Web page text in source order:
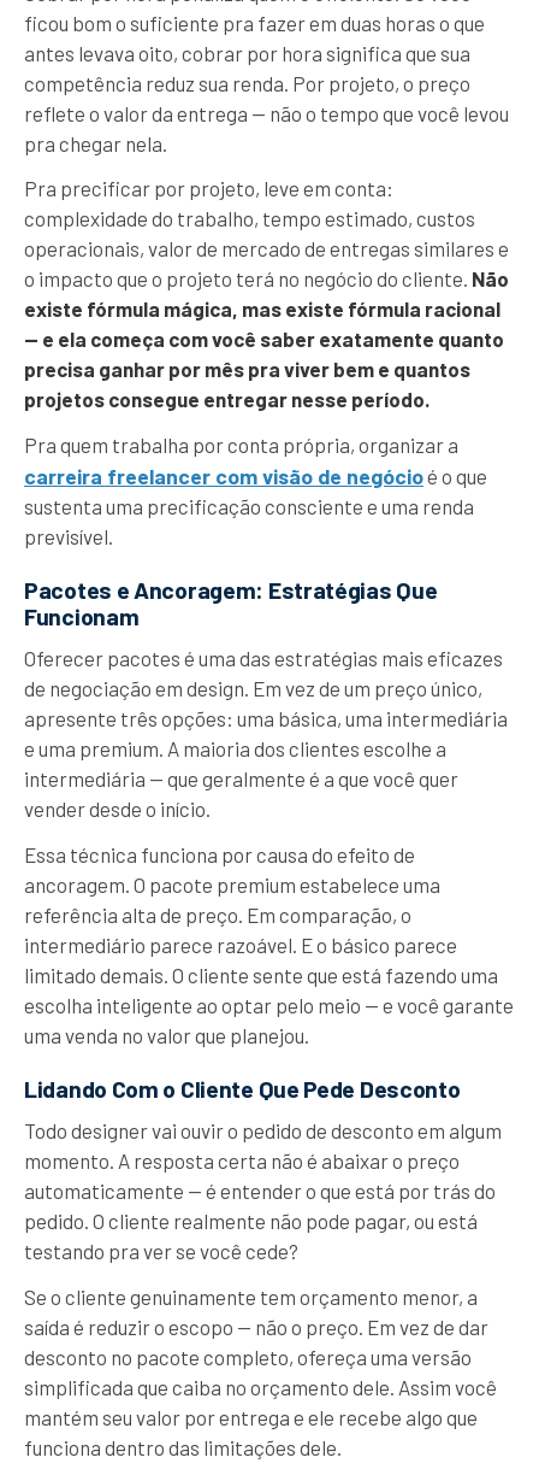
ficou bom o suficiente pra fazer em duas horas o que
antes levava oito, cobrar por hora significa que sua
competência reduz sua renda. Por projeto, o preço
reflete o valor da entrega — não o tempo que você levou
pra chegar nela.
Pra precificar por projeto, leve em conta:
complexidade do trabalho, tempo estimado, custos
operacionais, valor de mercado de entregas similares e
o impacto que o projeto terá no negócio do cliente. Não
existe fórmula mágica, mas existe fórmula racional
— e ela começa com você saber exatamente quanto
precisa ganhar por mês pra viver bem e quantos
projetos consegue entregar nesse período.
Pra quem trabalha por conta própria, organizar a
carreira freelancer com visão de negócioé o que
sustenta uma precificação consciente e uma renda
previsível.
Pacotes e Ancoragem: Estratégias Que
Funcionam
Oferecer pacotes é uma das estratégias mais eficazes
de negociação em design. Em vez de um preço único,
apresente três opções: uma básica, uma intermediária
e uma premium. A maioria dos clientes escolhe a
intermediária — que geralmente é a que você quer
vender desde o início.
Essa técnica funciona por causa do efeito de
ancoragem. O pacote premium estabelece uma
referência alta de preço. Em comparação, o
intermediário parece razoável. E o básico parece
limitado demais. O cliente sente que está fazendo uma
escolha inteligente ao optar pelo meio — e você garante
uma venda no valor que planejou.
Lidando Com o Cliente Que Pede Desconto
Todo designer vai ouvir o pedido de desconto em algum
momento. A resposta certa não é abaixar o preço
automaticamente — é entender o que está por trás do
pedido. O cliente realmente não pode pagar, ou está
testando pra ver se você cede?
Se o cliente genuinamente tem orçamento menor, a
saída é reduzir o escopo — não o preço. Em vez de dar
desconto no pacote completo, ofereça uma versão
simplificada que caiba no orçamento dele. Assim você
mantém seu valor por entrega e ele recebe algo que
funciona dentro das limitações dele.